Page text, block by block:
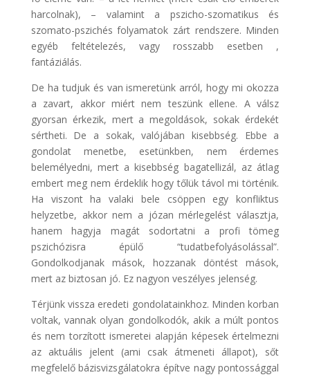
harcolnak), – valamint a pszicho-szomatikus és
szomato-pszichés folyamatok zárt rendszere. Minden
egyéb feltételezés, vagy rosszabb esetben ,
fantáziálás.
De ha tudjuk és van ismeretünk arról, hogy mi okozza
a zavart, akkor miért nem teszünk ellene. A válsz
gyorsan érkezik, mert a megoldások, sokak érdekét
sértheti. De a sokak, valójában kisebbség. Ebbe a
gondolat menetbe, esetünkben, nem érdemes
belemélyedni, mert a kisebbség bagatellizál, az átlag
embert meg nem érdeklik hogy tőlük távol mi történik.
Ha viszont ha valaki bele csöppen egy konfliktus
helyzetbe, akkor nem a józan mérlegelést választja,
hanem hagyja magát sodortatni a profi tömeg
pszichózisra épülő “tudatbefolyásolással”.
Gondolkodjanak mások, hozzanak döntést mások,
mert az biztosan jó. Ez nagyon veszélyes jelenség.
Térjünk vissza eredeti gondolatainkhoz. Minden korban
voltak, vannak olyan gondolkodók, akik a múlt pontos
és nem torzított ismeretei alapján képesek értelmezni
az aktuális jelent (ami csak átmeneti állapot), sőt
megfelelő bázisvizsgálatokra építve nagy pontossággal